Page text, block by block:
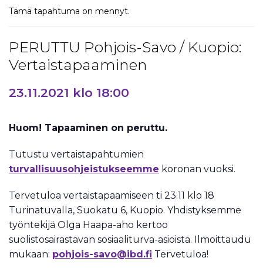
Tämä tapahtuma on mennyt.
PERUTTU Pohjois-Savo / Kuopio:
Vertaistapaaminen
23.11.2021 klo 18:00
Huom! Tapaaminen on peruttu.
Tutustu vertaistapahtumien
turvallisuusohjeistukseemme koronan vuoksi.
Tervetuloa vertaistapaamiseen ti 23.11 klo 18
Turinatuvalla, Suokatu 6, Kuopio. Yhdistyksemme
työntekijä Olga Haapa-aho kertoo
suolistosairastavan sosiaaliturva-asioista. Ilmoittaudu
mukaan: pohjois-savo@ibd.fi Tervetuloa!